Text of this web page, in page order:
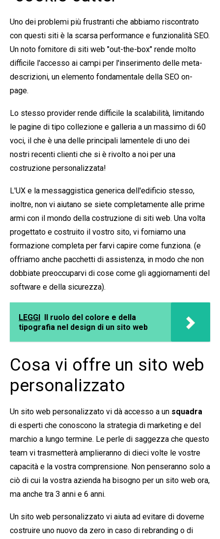
Uno dei problemi più frustranti che abbiamo riscontrato
con questi siti è la scarsa performance e funzionalità SEO.
Un noto fornitore di siti web "out-the-box" rende molto
difficile l'accesso ai campi per l'inserimento delle meta-
descrizioni, un elemento fondamentale della SEO on-
page.
Lo stesso provider rende difficile la scalabilità, limitando
le pagine di tipo collezione e galleria a un massimo di 60
voci, il che è una delle principali lamentele di uno dei
nostri recenti clienti che si è rivolto a noi per una
costruzione personalizzata!
L'UX e la messaggistica generica dell'edificio stesso,
inoltre, non vi aiutano se siete completamente alle prime
armi con il mondo della costruzione di siti web. Una volta
progettato e costruito il vostro sito, vi forniamo una
formazione completa per farvi capire come funziona. (e
offriamo anche pacchetti di assistenza, in modo che non
dobbiate preoccuparvi di cose come gli aggiornamenti del
software e della sicurezza).
LEGGI
Il ruolo del colore e della
tipografia nel design di un sito web
Cosa vi offre un sito web
personalizzato
Un sito web personalizzato vi dà accesso a un squadra
di esperti che conoscono la strategia di marketing e del
marchio a lungo termine. Le perle di saggezza che questo
team vi trasmetterà amplieranno di dieci volte le vostre
capacità e la vostra comprensione. Non penseranno solo a
ciò di cui la vostra azienda ha bisogno per un sito web ora,
ma anche tra 3 anni e 6 anni.
Un sito web personalizzato vi aiuta ad evitare di doverne
costruire uno nuovo da zero in caso di rebranding o di